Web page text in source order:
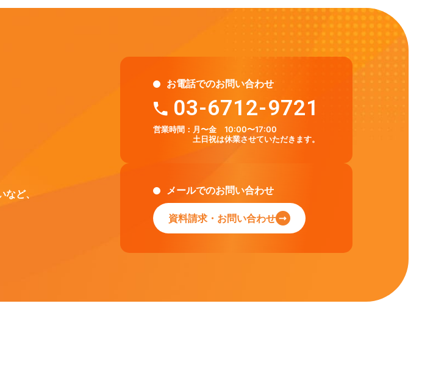
ど、
お電話でのお問い合わせ
03-6712-9721
営業時間： 月〜金 10:00〜17:00
土日祝は休業させていただきます。
メールでのお問い合わせ
資料請求・お問い合わせ